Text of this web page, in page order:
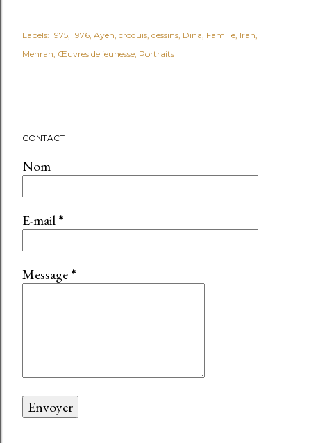
Labels: 1975 1976 Ayeh croquis dessins Dina Famille Iran
Mehran Œuvres de jeunesse Portraits
CONTACT
Nom
E-mail*
Message*